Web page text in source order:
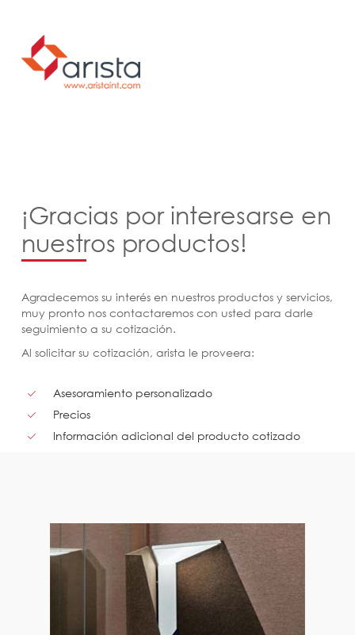
¡Gracias por interesarse en
nuestros productos!
Agradecemos su interés en nuestros productos y servicios,
muy pronto nos contactaremos con usted para darle
seguimiento a su cotización.
Al solicitar su cotización, arista le proveera:
Asesoramiento personalizado
Precios
Información adicional del producto cotizado